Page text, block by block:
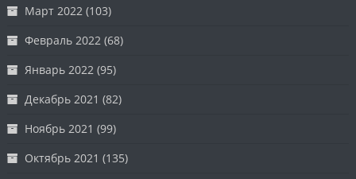
Март 2022 (103)
Февраль 2022 (68)
Январь 2022 (95)
Декабрь 2021 (82)
Ноябрь 2021 (99)
Октябрь 2021 (135)